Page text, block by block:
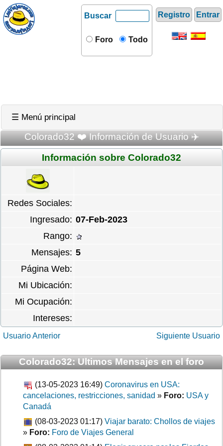
Registro Entrar
Buscar
Foro Todo
☰ Menú principal
Colorado32 ❤️ Información de Usuario ✈️
Información sobre Colorado32
Redes Sociales:
Ingresado: 07-Feb-2023
Rango:
Mensajes: 5
Página Web:
Mi Ubicación:
Mi Ocupación:
Intereses:
Usuario Anterior Siguiente Usuario
Colorado32: Ultimos Mensajes en el foro
(13-05-2023 16:49) Coronavirus en USA:
cancelaciones, restricciones, sanidad » Foro: USA y
Canadá
(08-03-2023 01:17) Viajar barato: Chollos de viajes
» Foro: Foro de Viajes General